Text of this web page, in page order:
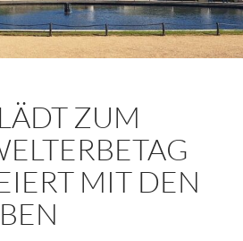
ZUM
MIT DEN